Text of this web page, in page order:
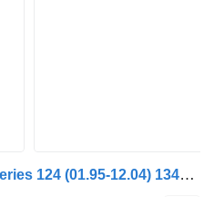
Pingemuundur Scania 4-series 124 (01.95-12.04) 1346052 tüübi jaoks sadulveoki Scania 4-series (1995-2006)